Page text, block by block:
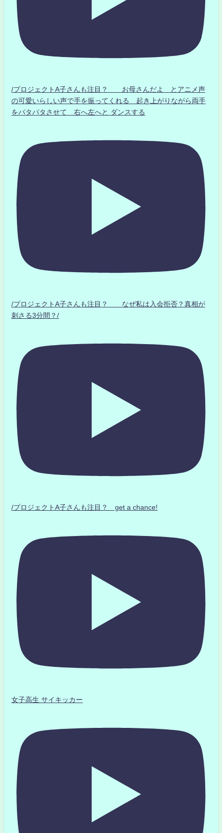
/プロジェクトA子さんも注目？ お母さんだよ とアニメ声
の可愛いらしい声で手を振ってくれる 起き上がりながら両手
をパタパタさせて 右へ左へと ダンスする
/プロジェクトA子さんも注目？ なぜ私は入会拒否？真相が
刺さる3分間？/
/プロジェクトA子さんも注目？ get a chance!
女子高生 サイキッカー